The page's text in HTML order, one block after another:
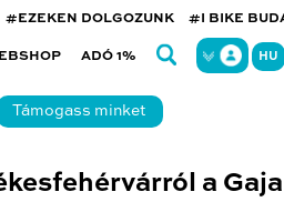
#EZEKEN DOLGOZUNK #I BIKE
ADÓ 1% HU
Támogass minket
a